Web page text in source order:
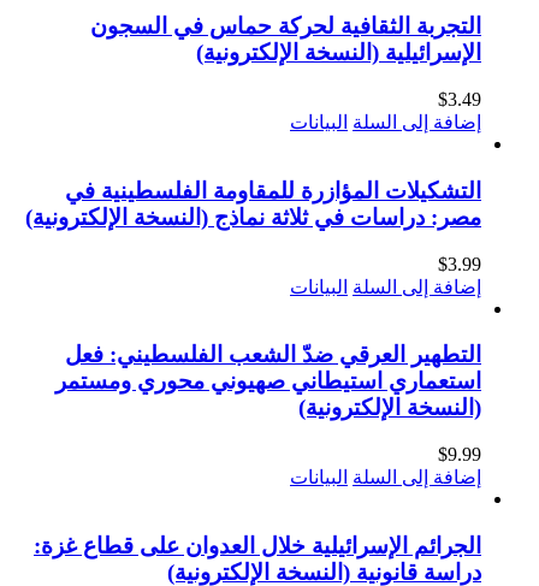
التجربة الثقافية لحركة حماس في السجون
الإسرائيلية (النسخة الإلكترونية)
$3.49
إضافة إلى السلة البيانات
التشكيلات المؤازرة للمقاومة الفلسطينية في
مصر: دراسات في ثلاثة نماذج (النسخة الإلكترونية)
$3.99
إضافة إلى السلة البيانات
التطهير العرقي ضدّ الشعب الفلسطيني: فعل
استعماري استيطاني صهيوني محوري ومستمر
(النسخة الإلكترونية)
$9.99
إضافة إلى السلة البيانات
الجرائم الإسرائيلية خلال العدوان على قطاع غزة:
دراسة قانونية (النسخة الإلكترونية)